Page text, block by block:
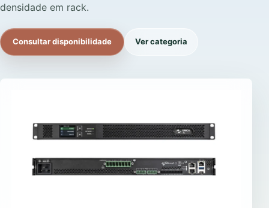
densidade em rack.
Consultar disponibilidade Ver categoria